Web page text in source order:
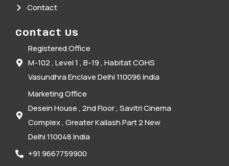
Contact
Contact Us
Registered Office
M-102 , Level 1 , B-19 , Habitat CGHS
Vasundhra Enclave Delhi 110096 India
Marketing Office
Desein House , 2nd Floor , Savitri Cinema
Complex , Greater Kailash Part 2 New
Delhi 110048 India
+91 9667759900